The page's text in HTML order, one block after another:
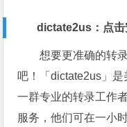
dictate2us：点击
想要更准确的转
吧！「dictate2us」
一群专业的转录工作
服务，他们可在一小